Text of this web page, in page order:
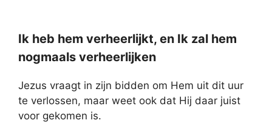
Ik heb hem verheerlijkt, en Ik zal hem
nogmaals verheerlijken
Jezus vraagt in zijn bidden om Hem uit dit uur
te verlossen, maar weet ook dat Hij daar juist
voor gekomen is.